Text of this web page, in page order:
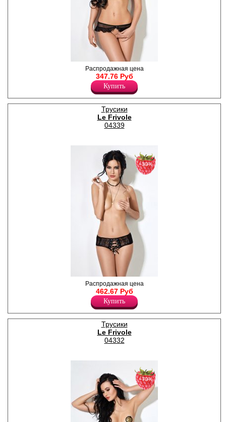
Завлекающие трусики с
открытым доступом и
нежной юбочкой.
Лайкра 9%
Полиамид 91%
Распродажная цена
347.76 Руб
Купить
Трусики
Le Frivole
04339
Искушающие трусики с
открытым доступом,
кружевными вставками и
декоративной шнуровкой
спереди.
Лайкра 16%
Полиамид 84%
−30%
Распродажная цена
462.67 Руб
Купить
Трусики
Le Frivole
04332
−70%